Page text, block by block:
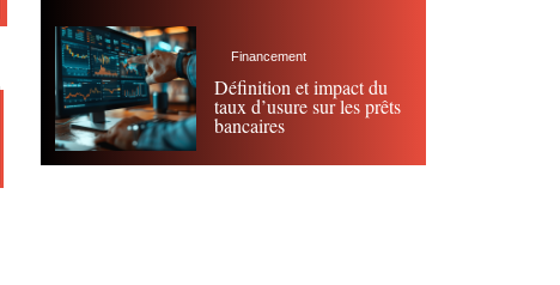
Financement
Définition et impact du
taux d’usure sur les prêts
bancaires